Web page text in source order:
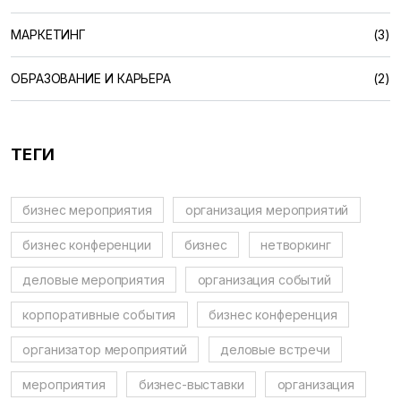
МАРКЕТИНГ (3)
ОБРАЗОВАНИЕ И КАРЬЕРА (2)
ТЕГИ
бизнес мероприятия организация мероприятий
бизнес конференции бизнес нетворкинг
деловые мероприятия организация событий
корпоративные события бизнес конференция
организатор мероприятий деловые встречи
мероприятия бизнес-выставки организация